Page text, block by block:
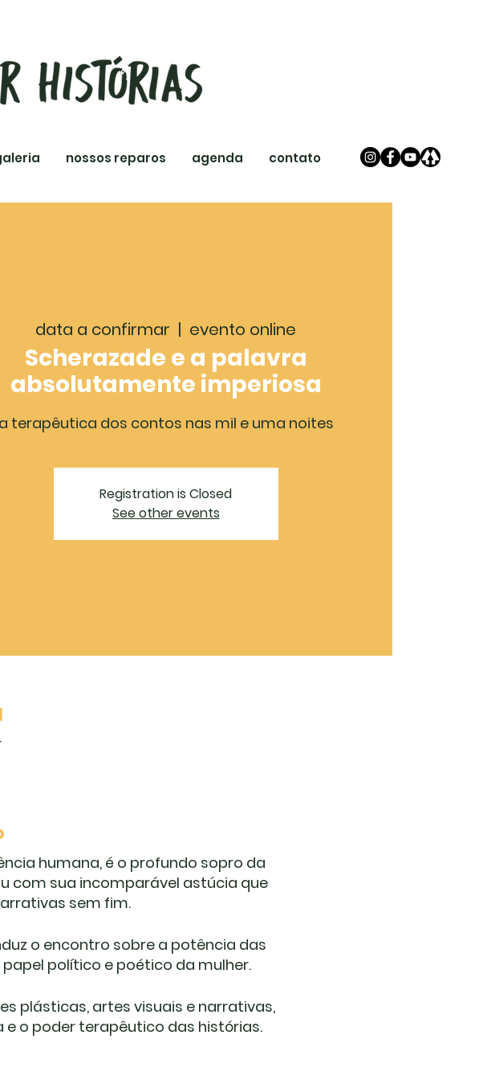
nossos reparos agenda contato
data a confirmar
  |
evento online
Scherazade e a palavra
absolutamente imperiosa
a terapêutica dos contos nas mil e uma noites
Registration is Closed
See other events
humana, é o profundo sopro da
com sua incomparável astúcia que
sem fim.
o encontro sobre a potência das
político e poético da mulher.
plásticas, artes visuais e narrativas,
o poder terapêutico das histórias.